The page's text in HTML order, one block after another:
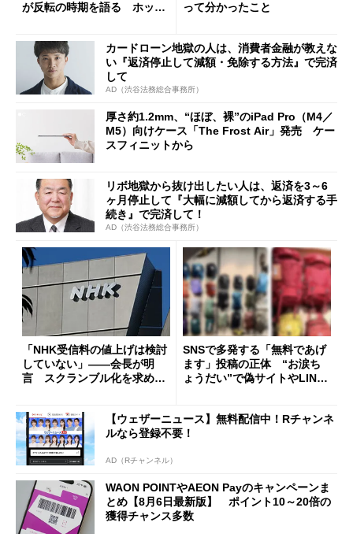
が反転の時期を語る ホッピ
って分かったこと
カードローン地獄の人は、消費者金融が教えな
い『返済停止して減額・免除する方法』で完済
して
AD（渋谷法務総合事務所）
厚さ約1.2mm、“ほぼ、裸”のiPad Pro（M4／
M5）向けケース「The Frost Air」発売 ケー
スフィニットから
リボ地獄から抜け出したい人は、返済を3～6
ヶ月停止して『大幅に減額してから返済する手
続き』で完済して！
AD（渋谷法務総合事務所）
「NHK受信料の値上げは検討
していない」――会長が明
言 スクランブル化を求める
SNSで多発する「無料であげ
ます」投稿の正体 “お涙ち
ょうだい”で偽サイトやLINE
【ウェザーニュース】無料配信中！Rチャンネ
ルなら登録不要！
AD（Rチャンネル）
WAON POINTやAEON Payのキャンペーンま
とめ【8月6日最新版】 ポイント10～20倍の
獲得チャンス多数